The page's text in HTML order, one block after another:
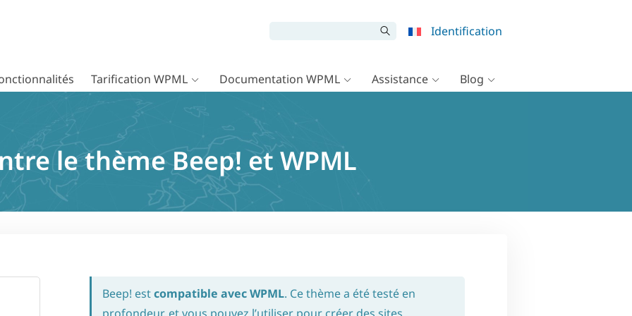
Identification
Tarification WPML Documentation WPML Assistance Blog
le thème Beep! et WPML
Beep! estcompatible avec WPML. Ce thème a été testé en